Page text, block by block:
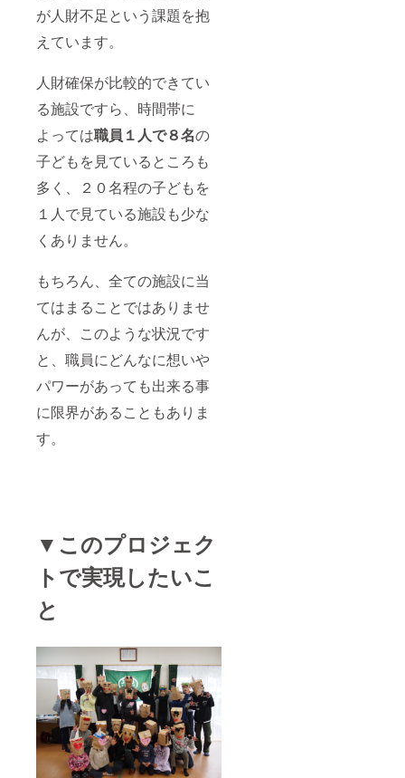
が人財不足という課題を抱
えています。
人財確保が比較的できてい
る施設ですら、時間帯に
よっては職員１人で８名の
子どもを見ているところも
多く、２０名程の子どもを
１人で見ている施設も少な
くありません。
もちろん、全ての施設に当
てはまることではありませ
んが、このような状況です
と、職員にどんなに想いや
パワーがあっても出来る事
に限界があることもありま
す。
▼このプロジェク
トで実現したいこ
と